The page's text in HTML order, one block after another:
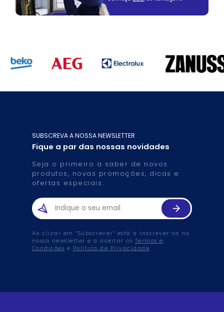
SUBSCREVA A NOSSA NEWSLETTER
Fique a par das nossas novidades
Seja o primeiro a saber de novos
produtos, novas promoções, dicas e
ofertas especiais.
Ao clicar em “Subscrever” está a inscrever-se na
nossa newsletter e a aceitar os Termos e
Condições e Política de Privacidade.